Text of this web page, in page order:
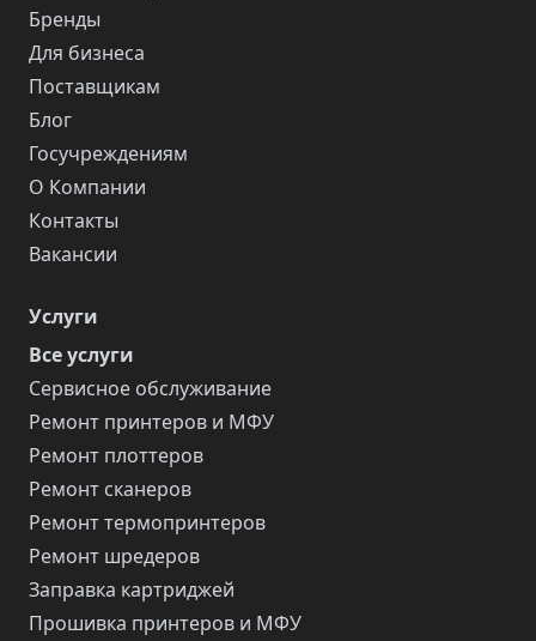
Бренды
Для бизнеса
Поставщикам
Блог
Госучреждениям
О Компании
Контакты
Вакансии
Услуги
Все услуги
Сервисное обслуживание
Ремонт принтеров и МФУ
Ремонт плоттеров
Ремонт сканеров
Ремонт термопринтеров
Ремонт шредеров
Заправка картриджей
Прошивка принтеров и МФУ